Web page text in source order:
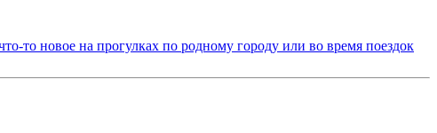
то новое на прогулках по родному городу или во время поездок